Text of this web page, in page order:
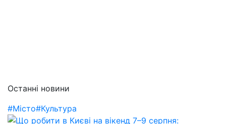
Останні новини
#Місто#Культура